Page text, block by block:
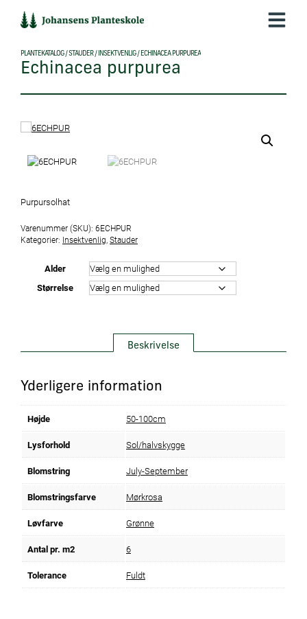
indholdet
PLANTEKATALOG/STAUDER/ INSEKTVENLIG/ ECHINACEA PURPUREA
Echinacea purpurea
Purpursolhat
Varenummer (SKU): 6ECHPUR
Kategorier: Insektvenlig Stauder
Alder
Størrelse
Beskrivelse
Yderligere information
Højde 50-100cm
Lysforhold Sol/halvskygge
Blomstring July-September
Blomstringsfarve Mørkrosa
Løvfarve Grønne
Antal pr. m2 6
Tolerance Fuldt